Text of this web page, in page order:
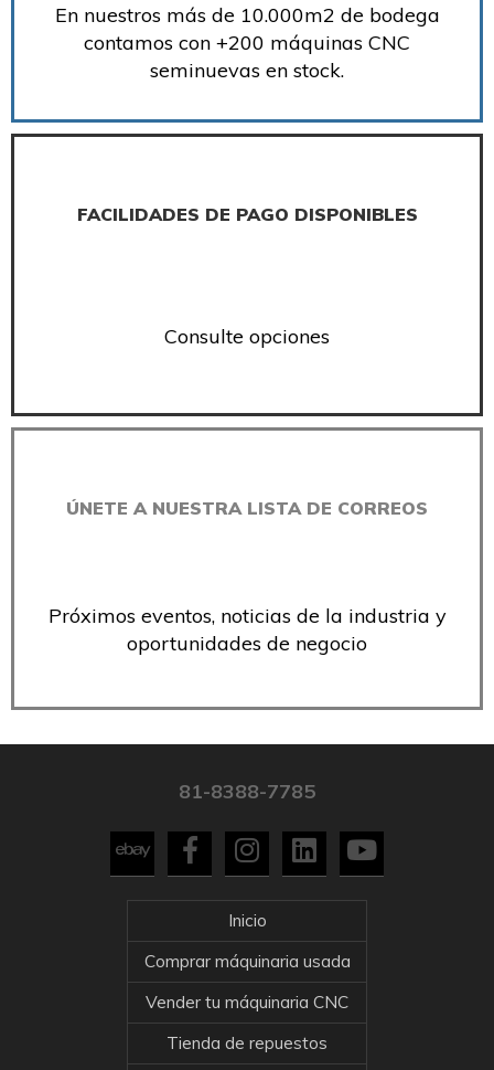
En nuestros más de 10.000m2 de bodega
contamos con +200 máquinas CNC
seminuevas en stock.
FACILIDADES DE PAGO DISPONIBLES
Consulte opciones
ÚNETE A NUESTRA LISTA DE CORREOS
Próximos eventos, noticias de la industria y
oportunidades de negocio
81-8388-7785
Inicio
Comprar máquinaria usada
Vender tu máquinaria CNC
Tienda de repuestos